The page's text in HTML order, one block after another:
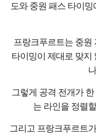
도와 중원 패스 타이
프랑크푸르트는 중원
타이밍이 제대로 맞지
그렇게 공격 전개가
는 라인을 정렬
그리고 프랑크푸르트